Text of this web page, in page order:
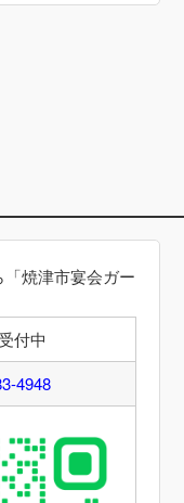
焼津市宴会ガー
付中
4948